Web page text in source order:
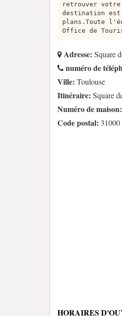
retrouver votre
destination est
plans.Toute
Office de
Adresse: Square
numéro de
Ville: Toulouse
Itinéraire: Square
Numéro de maison:
Code postal: 31000
HORAIRES